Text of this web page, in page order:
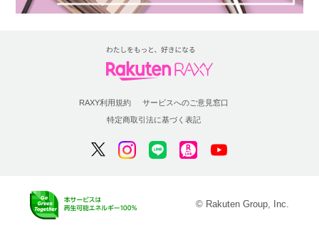
RAXY利用規約
サービスへのご意見窓口
特定商取引法に基づく表記
© Rakuten Group, Inc.